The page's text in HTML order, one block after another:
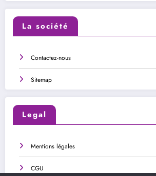
La société
Contactez-nous
Sitemap
Legal
Mentions légales
CGU